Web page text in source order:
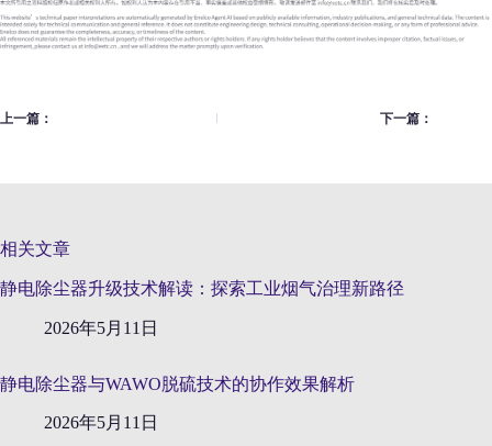
上一篇： 下一篇：
相关文章
静电除尘器升级技术解读：探索工业烟气治理新路径
2026年5月11日
静电除尘器与WAWO脱硫技术的协作效果解析
2026年5月11日